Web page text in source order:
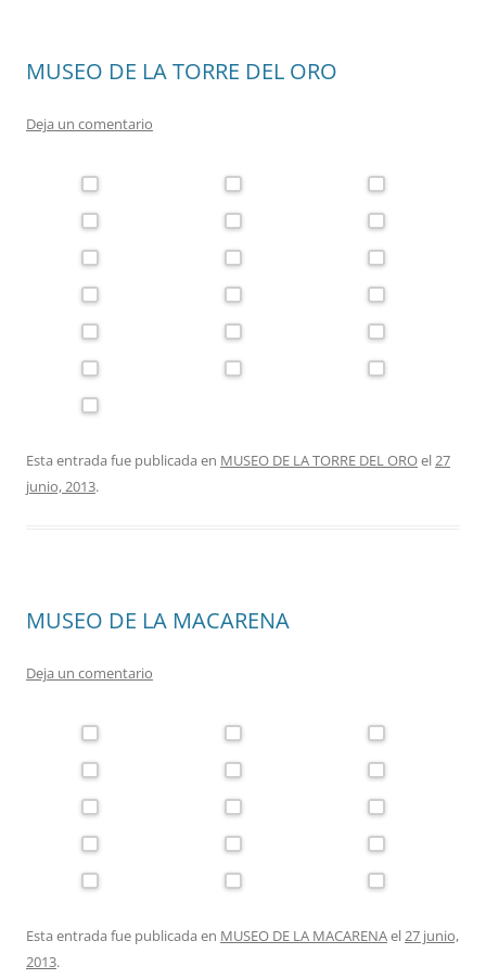
MUSEO DE LA TORRE DEL ORO
Deja un comentario
Esta entrada fue publicada en MUSEO DE LA TORRE DEL OROel27
junio, 2013.
MUSEO DE LA MACARENA
Deja un comentario
Esta entrada fue publicada en MUSEO DE LA MACARENAel27 junio,
2013.